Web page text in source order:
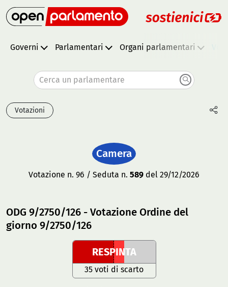
Governi Parlamentari Organi parlamentari
Cerca un parlamentare
Votazioni
Camera
Votazione n. 96 / Seduta n. 589 del 29/12/2026
ODG 9/2750/126 - Votazione Ordine del
giorno 9/2750/126
RESPINTA
35 voti di scarto